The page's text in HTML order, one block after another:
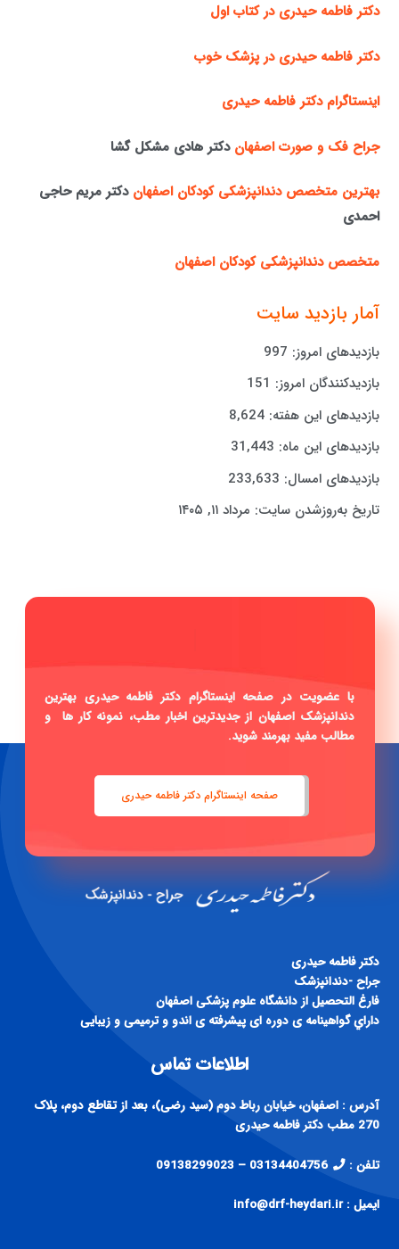
دکتر فاطمه حیدری در کتاب اول
دکتر فاطمه حیدری در پزشک خوب
اینستاگرام دکتر فاطمه حیدری
جراح فک و صورت اصفهان دکتر هادی مشکل گشا
بهترین متخصص دندانپزشکی کودکان اصفهان دکتر مریم حاجی
احمدی
متخصص دندانپزشکی کودکان اصفهان
آمار بازدید سایت
بازدیدهای امروز: 997
بازدیدکنندگان امروز: 151
بازدیدهای این هفته:8,624
بازدیدهای این ماه: 31,443
بازدیدهای امسال: 233,633
تاریخ به‌روزشدن سایت: مرداد ۱۱, ۱۴۰۵
با عضویت در صفحه اینستاگرام دکتر فاطمه حیدری بهترین
دندانپزشک اصفهان از جدیدترین اخبار مطب، نمونه کار ها و
مطالب مفید بهرمند شوید.
صفحه اینستاگرام دکتر فاطمه حیدری
دكتر فاطمه حيدری
جراح -دندانپزشک
فارغ التحصيل از دانشگاه علوم پزشكی اصفهان
داراي گواهينامه ی دوره ای پيشرفته ی اندو و ترميمی و زيبايی
اطلاعات تماس
آدرس : اصفهان، خیابان رباط دوم (سید رضی)، بعد از تقاطع دوم، پلاک
270 مطب دکتر فاطمه حیدری
تلفن : 03134404756 – 09138299023
ایمیل : info@drf-heydari.ir